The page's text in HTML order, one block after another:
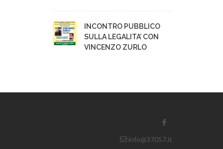
INCONTRO PUBBLICO
SULLA LEGALITA’ CON
VINCENZO ZURLO
info@37057.it